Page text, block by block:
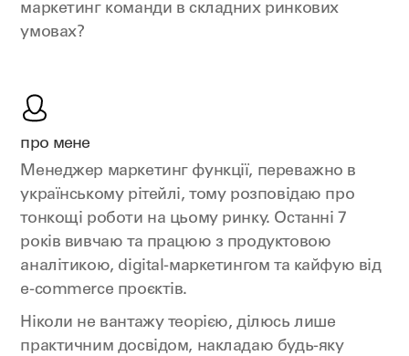
маркетинг команди в складних ринкових
умовах?
про мене
Менеджер маркетинг функції, переважно в
українському рітейлі, тому розповідаю про
тонкощі роботи на цьому ринку. Останні 7
років вивчаю та працюю з продуктовою
аналітикою, digital-маркетингом та кайфую від
e-commerce проєктів.
Ніколи не вантажу теорією, ділюсь лише
практичним досвідом, накладаю будь-яку